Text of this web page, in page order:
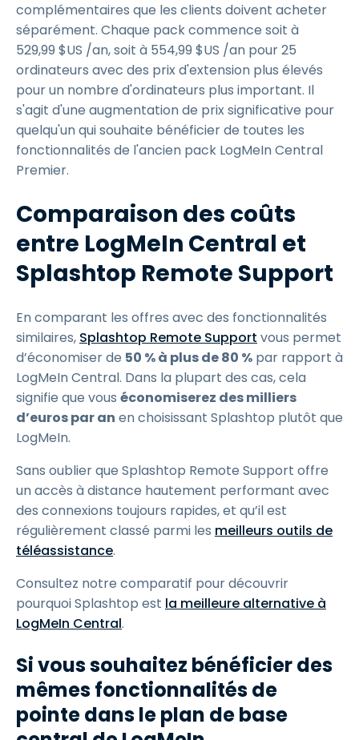
complémentaires que les clients doivent acheter
séparément. Chaque pack commence soit à
529,99 $US /an, soit à 554,99 $US /an pour 25
ordinateurs avec des prix d'extension plus élevés
pour un nombre d'ordinateurs plus important. Il
s'agit d'une augmentation de prix significative pour
quelqu'un qui souhaite bénéficier de toutes les
fonctionnalités de l'ancien pack LogMeIn Central
Premier.
Comparaison des coûts
entre LogMeIn Central et
Splashtop Remote Support
En comparant les offres avec des fonctionnalités
similaires, Splashtop Remote Support vous permet
d’économiser de 50 % à plus de 80 % par rapport à
LogMeIn Central. Dans la plupart des cas, cela
signifie que vous économiserez des milliers
d’euros par an en choisissant Splashtop plutôt que
LogMeIn.
Sans oublier que Splashtop Remote Support offre
un accès à distance hautement performant avec
des connexions toujours rapides, et qu’il est
régulièrement classé parmi les meilleurs outils de
téléassistance.
Consultez notre comparatif pour découvrir
pourquoi Splashtop est la meilleure alternative à
LogMeIn Central.
Si vous souhaitez bénéficier des
mêmes fonctionnalités de
pointe dans le plan de base